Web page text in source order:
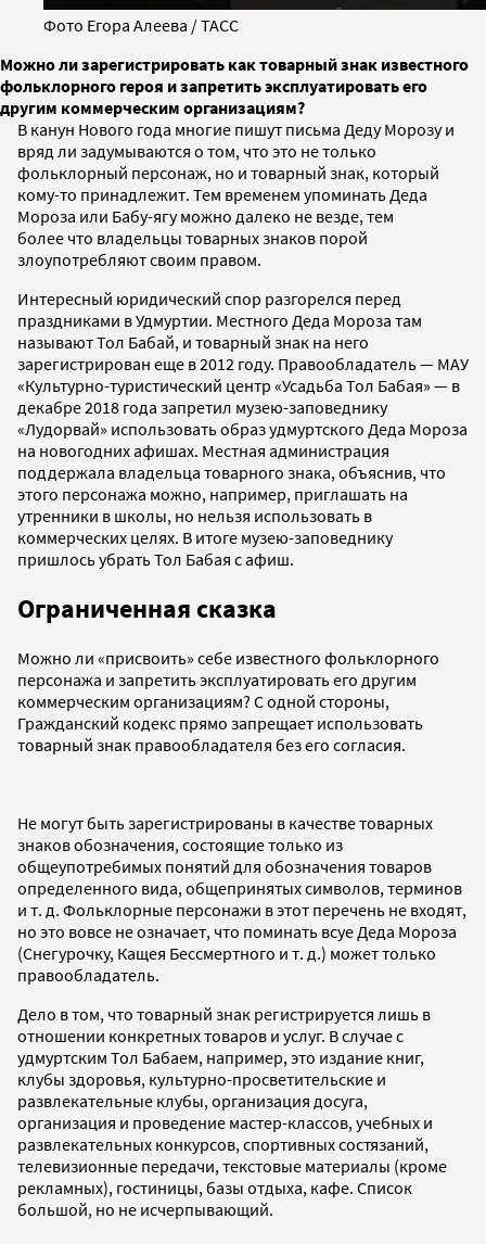
Фото Егора Алеева / ТАСС
Можно ли зарегистрировать как товарный знак известного
фольклорного героя и запретить эксплуатировать его
другим коммерческим организациям?
В канун Нового года многие пишут письма Деду Морозу и
вряд ли задумываются о том, что это не только
фольклорный персонаж, но и товарный знак, который
кому-то принадлежит. Тем временем упоминать Деда
Мороза или Бабу-ягу можно далеко не везде, тем
более что владельцы товарных знаков порой
злоупотребляют своим правом.
Интересный юридический спор разгорелся перед
праздниками в Удмуртии. Местного Деда Мороза там
называют Тол Бабай, и товарный знак на него
зарегистрирован еще в 2012 году. Правообладатель — МАУ
«Культурно-туристический центр «Усадьба Тол Бабая» — в
декабре 2018 года запретил музею-заповеднику
«Лудорвай» использовать образ удмуртского Деда Мороза
на новогодних афишах. Местная администрация
поддержала владельца товарного знака, объяснив, что
этого персонажа можно, например, приглашать на
утренники в школы, но нельзя использовать в
коммерческих целях. В итоге музею-заповеднику
пришлось убрать Тол Бабая с афиш.
Ограниченная сказка
Можно ли «присвоить» себе известного фольклорного
персонажа и запретить эксплуатировать его другим
коммерческим организациям? С одной стороны,
Гражданский кодекс прямо запрещает использовать
товарный знак правообладателя без его согласия.
Не могут быть зарегистрированы в качестве товарных
знаков обозначения, состоящие только из
общеупотребимых понятий для обозначения товаров
определенного вида, общепринятых символов, терминов
и т. д. Фольклорные персонажи в этот перечень не входят,
но это вовсе не означает, что поминать всуе Деда Мороза
(Снегурочку, Кащея Бессмертного и т. д.) может только
правообладатель.
Дело в том, что товарный знак регистрируется лишь в
отношении конкретных товаров и услуг. В случае с
удмуртским Тол Бабаем, например, это издание книг,
клубы здоровья, культурно-просветительские и
развлекательные клубы, организация досуга,
организация и проведение мастер-классов, учебных и
развлекательных конкурсов, спортивных состязаний,
телевизионные передачи, текстовые материалы (кроме
рекламных), гостиницы, базы отдыха, кафе. Список
большой, но не исчерпывающий.